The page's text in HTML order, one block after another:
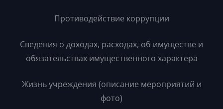
Противодействие коррупции
Сведения о доходах, расходах, об имуществе и
обязательствах имущественного характера
Жизнь учреждения (описание мероприятий и
фото)